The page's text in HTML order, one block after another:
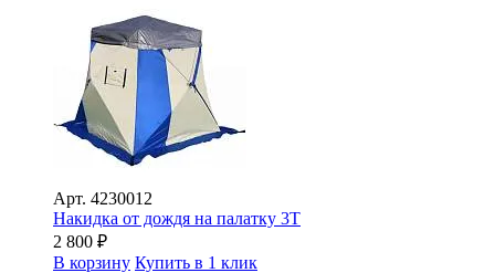
Арт. 4230012
Накидка от дождя на палатку 3Т
2 800 ₽
В корзину Купить в 1 клик